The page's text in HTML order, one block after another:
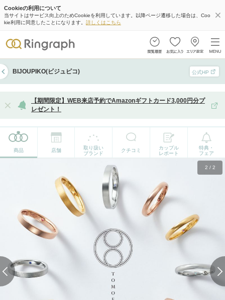
Cookieの利用について
当サイトはサービス向上のためCookieを利用しています。以降ページ遷移した場合は、Coo
kie利用に同意したことになります。 詳しくはこちら
BIJOUPIKO(ビジュピコ) 公式HP
【期間限定】WEB来店予約でAmazonギフトカード3,000円分プ
レゼント！
商品 店舗
取り扱い
ブランド
クチコミ
カップル
レポート
特典・
フェア
2 / 2